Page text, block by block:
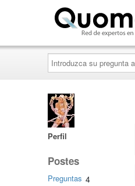
Introduzca
su
pregunta
aquí...
Perfil
Postes
Preguntas 4